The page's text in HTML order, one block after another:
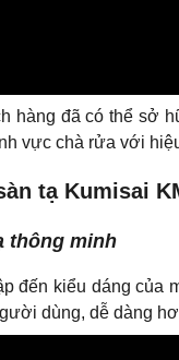
hàng đã có thể sở
vực chà rửa với
tạ Kumisai
thông minh
đến kiểu dáng của
dùng, dễ dàng